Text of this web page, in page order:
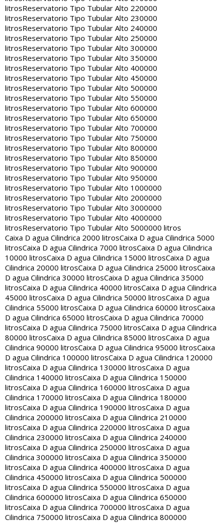
litrosReservatorio Tipo Tubular Alto 220000
litrosReservatorio Tipo Tubular Alto 230000
litrosReservatorio Tipo Tubular Alto 240000
litrosReservatorio Tipo Tubular Alto 250000
litrosReservatorio Tipo Tubular Alto 300000
litrosReservatorio Tipo Tubular Alto 350000
litrosReservatorio Tipo Tubular Alto 400000
litrosReservatorio Tipo Tubular Alto 450000
litrosReservatorio Tipo Tubular Alto 500000
litrosReservatorio Tipo Tubular Alto 550000
litrosReservatorio Tipo Tubular Alto 600000
litrosReservatorio Tipo Tubular Alto 650000
litrosReservatorio Tipo Tubular Alto 700000
litrosReservatorio Tipo Tubular Alto 750000
litrosReservatorio Tipo Tubular Alto 800000
litrosReservatorio Tipo Tubular Alto 850000
litrosReservatorio Tipo Tubular Alto 900000
litrosReservatorio Tipo Tubular Alto 950000
litrosReservatorio Tipo Tubular Alto 1000000
litrosReservatorio Tipo Tubular Alto 2000000
litrosReservatorio Tipo Tubular Alto 3000000
litrosReservatorio Tipo Tubular Alto 4000000
litrosReservatorio Tipo Tubular Alto 5000000 litros
Caixa D agua Cilindrica 2000 litrosCaixa D agua Cilindrica 5000
litrosCaixa D agua Cilindrica 7000 litrosCaixa D agua Cilindrica
10000 litrosCaixa D agua Cilindrica 15000 litrosCaixa D agua
Cilindrica 20000 litrosCaixa D agua Cilindrica 25000 litrosCaixa
D agua Cilindrica 30000 litrosCaixa D agua Cilindrica 35000
litrosCaixa D agua Cilindrica 40000 litrosCaixa D agua Cilindrica
45000 litrosCaixa D agua Cilindrica 50000 litrosCaixa D agua
Cilindrica 55000 litrosCaixa D agua Cilindrica 60000 litrosCaixa
D agua Cilindrica 65000 litrosCaixa D agua Cilindrica 70000
litrosCaixa D agua Cilindrica 75000 litrosCaixa D agua Cilindrica
80000 litrosCaixa D agua Cilindrica 85000 litrosCaixa D agua
Cilindrica 90000 litrosCaixa D agua Cilindrica 95000 litrosCaixa
D agua Cilindrica 100000 litrosCaixa D agua Cilindrica 120000
litrosCaixa D agua Cilindrica 130000 litrosCaixa D agua
Cilindrica 140000 litrosCaixa D agua Cilindrica 150000
litrosCaixa D agua Cilindrica 160000 litrosCaixa D agua
Cilindrica 170000 litrosCaixa D agua Cilindrica 180000
litrosCaixa D agua Cilindrica 190000 litrosCaixa D agua
Cilindrica 200000 litrosCaixa D agua Cilindrica 210000
litrosCaixa D agua Cilindrica 220000 litrosCaixa D agua
Cilindrica 230000 litrosCaixa D agua Cilindrica 240000
litrosCaixa D agua Cilindrica 250000 litrosCaixa D agua
Cilindrica 300000 litrosCaixa D agua Cilindrica 350000
litrosCaixa D agua Cilindrica 400000 litrosCaixa D agua
Cilindrica 450000 litrosCaixa D agua Cilindrica 500000
litrosCaixa D agua Cilindrica 550000 litrosCaixa D agua
Cilindrica 600000 litrosCaixa D agua Cilindrica 650000
litrosCaixa D agua Cilindrica 700000 litrosCaixa D agua
Cilindrica 750000 litrosCaixa D agua Cilindrica 800000